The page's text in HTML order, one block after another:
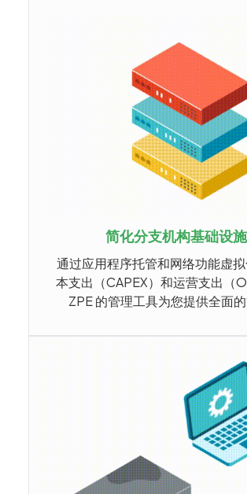
简化分支机构基础设施
通过应用程序托管和网络功能虚
本支出（CAPEX）和运营支出（
ZPE 的管理工具为您提供全面的